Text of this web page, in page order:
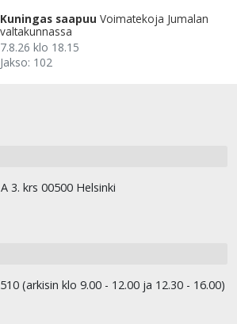
Kuningas saapuu Voimatekoja Jumalan
valtakunnassa
7.8.26 klo 18.15
Jakso: 102
3. krs 00500 Helsinki
(arkisin klo 9.00 - 12.00 ja 12.30 - 16.00)